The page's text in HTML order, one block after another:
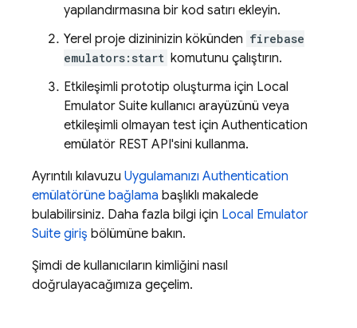
yapılandırmasına bir kod satırı ekleyin.
Yerel proje dizininizin kökünden firebase
emulators:start komutunu çalıştırın.
Etkileşimli prototip oluşturma için Local
Emulator Suite kullanıcı arayüzünü veya
etkileşimli olmayan test için Authentication
emülatör REST API'sini kullanma.
Ayrıntılı kılavuzu Uygulamanızı Authentication
emülatörüne bağlama başlıklı makalede
bulabilirsiniz. Daha fazla bilgi için Local Emulator
Suite giriş bölümüne bakın.
Şimdi de kullanıcıların kimliğini nasıl
doğrulayacağımıza geçelim.